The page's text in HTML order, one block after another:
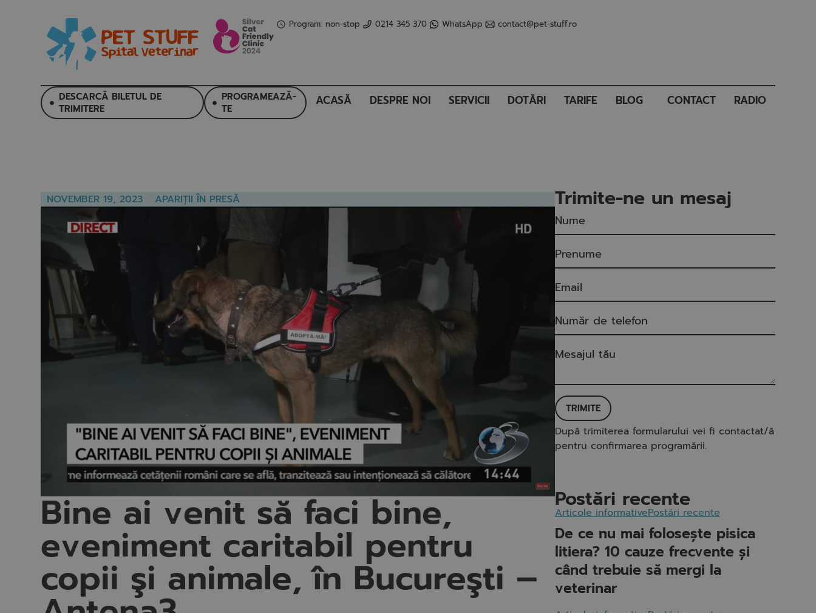
Program: non-stop 0214 345 370 WhatsApp contact@pet-stuff.ro
DESCARCĂ BILETUL DE
TRIMITERE
PROGRAMEAZĂ-
TE
ACASĂ DESPRE NOI SERVICII DOTĂRI TARIFE BLOG CONTACT RADIO
NOVEMBER 19, 2023 APARIȚII ÎN PRESĂ
Bine ai venit să faci bine,
eveniment caritabil pentru
copii şi animale, în Bucureşti –
Trimite-ne un mesaj
TRIMITE
După trimiterea formularului vei fi contactat/ă
pentru confirmarea programării.
Postări recente
Articole informativePostări recente
De ce nu mai folosește pisica
litiera? 10 cauze frecvente și
când trebuie să mergi la
veterinar